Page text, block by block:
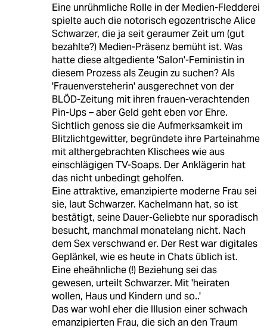
Eine unrühmliche Rolle in der Medien-Fledderei
spielte auch die notorisch egozentrische Alice
Schwarzer, die ja seit geraumer Zeit um (gut
bezahlte?) Medien-Präsenz bemüht ist. Was
hatte diese altgediente 'Salon'-Feministin in
diesem Prozess als Zeugin zu suchen? Als
'Frauenversteherin' ausgerechnet von der
BLÖD-Zeitung mit ihren frauen-verachtenden
Pin-Ups – aber Geld geht eben vor Ehre.
Sichtlich genoss sie die Aufmerksamkeit im
Blitzlichtgewitter, begründete ihre Parteinahme
mit althergebrachten Klischees wie aus
einschlägigen TV-Soaps. Der Anklägerin hat
das nicht unbedingt geholfen.
Eine attraktive, emanzipierte moderne Frau sei
sie, laut Schwarzer. Kachelmann hat, so ist
bestätigt, seine Dauer-Geliebte nur sporadisch
besucht, manchmal monatelang nicht. Nach
dem Sex verschwand er. Der Rest war digitales
Geplänkel, wie es heute in Chats üblich ist.
Eine eheähnliche (!) Beziehung sei das
gewesen, urteilt Schwarzer. Mit 'heiraten
wollen, Haus und Kindern und so..'
Das war wohl eher die Illusion einer schwach
emanzipierten Frau, die sich an den Traum